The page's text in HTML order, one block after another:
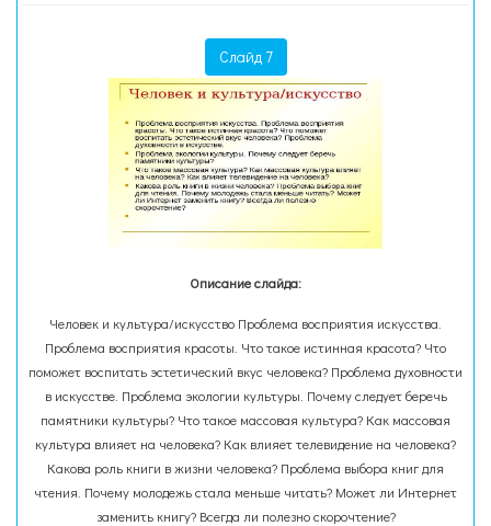
Слайд 7
Описание слайда:
Человек и культура/искусство Проблема восприятия искусства.
Проблема восприятия красоты. Что такое истинная красота? Что
поможет воспитать эстетический вкус человека? Проблема духовности
в искусстве. Проблема экологии культуры. Почему следует беречь
памятники культуры? Что такое массовая культура? Как массовая
культура влияет на человека? Как влияет телевидение на человека?
Какова роль книги в жизни человека? Проблема выбора книг для
чтения. Почему молодежь стала меньше читать? Может ли Интернет
заменить книгу? Всегда ли полезно скорочтение?